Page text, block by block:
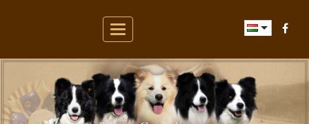
Toggle
navigation